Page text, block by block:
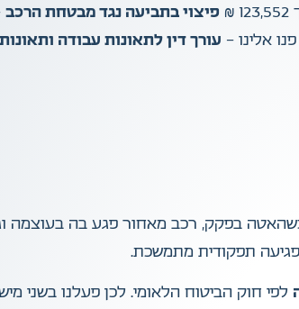
₪ פיצוי בתביעה נגד מבטחת הרכב ₪
פנו אלינו – עורך דין לתאונות עבודה
לפי חוק הביטוח הלאומי. לכן פעלנו בשני